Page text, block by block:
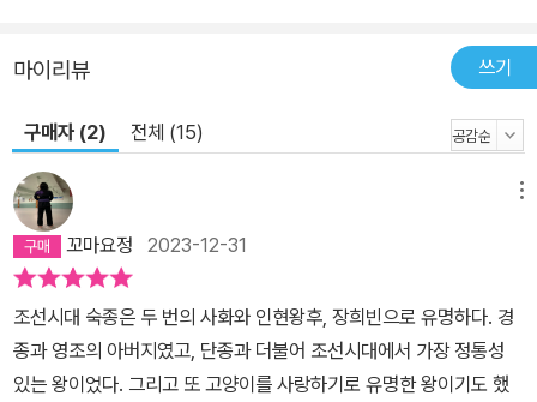
마이리뷰 쓰기
구매자 (2) 전체 (15)
꼬마요정 2023-12-31
조선시대 숙종은 두 번의 사화와 인현왕후, 장희빈으로 유명하다. 경
종과 영조의 아버지였고, 단종과 더불어 조선시대에서 가장 정통성
있는 왕이었다. 그리고 또 고양이를 사랑하기로 유명한 왕이기도 했